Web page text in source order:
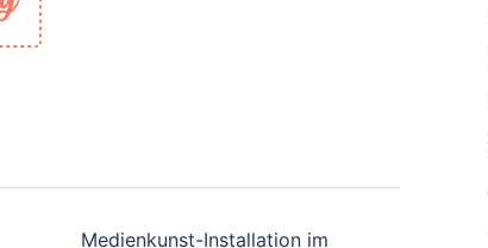
Medienkunst-Installation im